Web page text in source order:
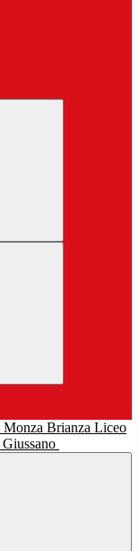
Liceo
Giussano